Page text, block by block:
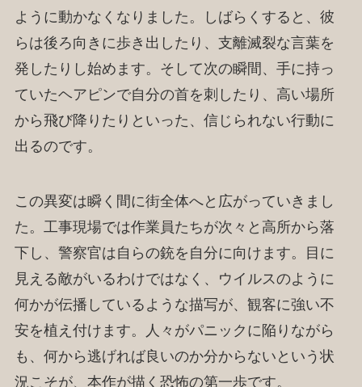
ように動かなくなりました。しばらくすると、彼
らは後ろ向きに歩き出したり、支離滅裂な言葉を
発したりし始めます。そして次の瞬間、手に持っ
ていたヘアピンで自分の首を刺したり、高い場所
から飛び降りたりといった、信じられない行動に
出るのです。
この異変は瞬く間に街全体へと広がっていきまし
た。工事現場では作業員たちが次々と高所から落
下し、警察官は自らの銃を自分に向けます。目に
見える敵がいるわけではなく、ウイルスのように
何かが伝播しているような描写が、観客に強い不
安を植え付けます。人々がパニックに陥りながら
も、何から逃げれば良いのか分からないという状
況こそが、本作が描く恐怖の第一歩です。